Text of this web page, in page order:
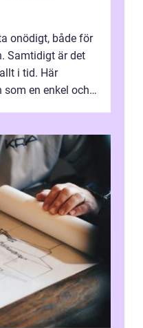
onödigt, både för
Samtidigt är det
i tid. Här
en enkel och